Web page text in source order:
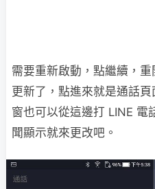
需要重新啟動，點繼續，
更新了，點進來就是通話
窗也可以從這邊打 LINE 電
聞顯示就來更改吧。